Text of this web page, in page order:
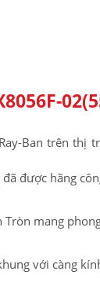
Ban trên thị
được hãng
mang
với càng